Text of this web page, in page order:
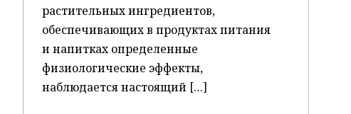
растительных ингредиентов,
обеспечивающих в продуктах питания
и напитках определенные
физиологические эффекты,
наблюдается настоящий […]